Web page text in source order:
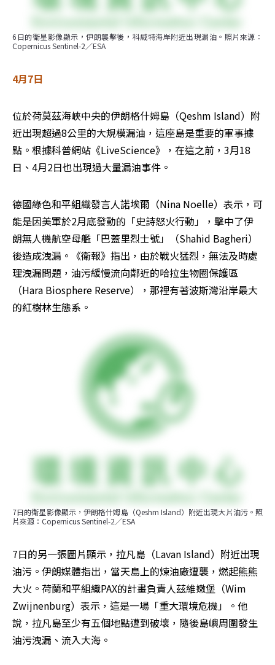
6日的衛星影像顯示，伊朗襲擊後，科威特海岸附近出現漏油。照片來源：
Copernicus Sentinel-2／ESA
4月7日
位於荷莫茲海峽中央的伊朗格什姆島（Qeshm Island）附
近出現超過8公里的大規模漏油，這座島是重要的軍事據
點。根據科普網站《LiveScience》，在這之前，3月18
日、4月2日也出現過大量漏油事件。
德國綠色和平組織發言人諾埃爾（Nina Noelle）表示，可
能是因美軍於2月底發動的「史詩怒火行動」，擊中了伊
朗無人機航空母艦「巴蓋里烈士號」（Shahid Bagheri）
後造成洩漏。《衛報》指出，由於戰火猛烈，無法及時處
理洩漏問題，油污緩慢流向鄰近的哈拉生物圈保護區
（Hara Biosphere Reserve），那裡有著波斯灣沿岸最大
的紅樹林生態系。
7日的衛星影像顯示，伊朗格什姆島（Qeshm Island）附近出現大片油污。照
片來源：Copernicus Sentinel-2／ESA
7日的另一張圖片顯示，拉凡島（Lavan Island）附近出現
油污。伊朗媒體指出，當天島上的煉油廠遭襲，燃起熊熊
大火。荷蘭和平組織PAX的計畫負責人茲維嫩堡（Wim
Zwijnenburg）表示，這是一場「重大環境危機」。他
說，拉凡島至少有五個地點遭到破壞，隨後島嶼周圍發生
油污洩漏、流入大海。